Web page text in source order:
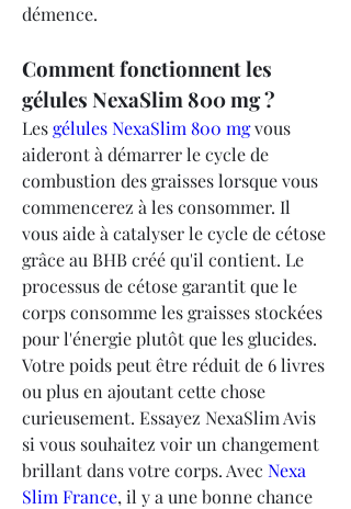
démence.
Comment fonctionnent les
gélules NexaSlim 800 mg ?
Les gélules NexaSlim 800 mg vous
aideront à démarrer le cycle de
combustion des graisses lorsque vous
commencerez à les consommer. Il
vous aide à catalyser le cycle de cétose
grâce au BHB créé qu'il contient. Le
processus de cétose garantit que le
corps consomme les graisses stockées
pour l'énergie plutôt que les glucides.
Votre poids peut être réduit de 6 livres
ou plus en ajoutant cette chose
curieusement. Essayez NexaSlim Avis
si vous souhaitez voir un changement
brillant dans votre corps. Avec Nexa
Slim France, il y a une bonne chance